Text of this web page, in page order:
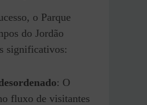
o Parque
do Jordão
significativos:
: O
fluxo de visitantes